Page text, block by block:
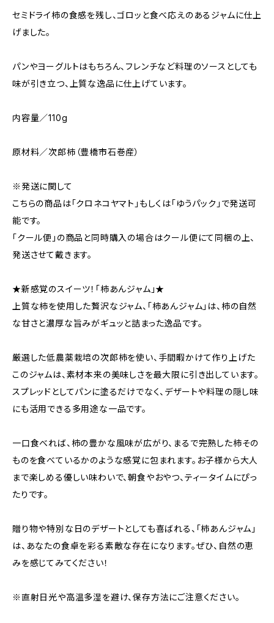
セミドライ柿の食感を残し、ゴロッと食べ応えのあるジャムに仕上
げました。
パンやヨーグルトはもちろん、フレンチなど料理のソースとしても
味が引き立つ、上質な逸品に仕上げています。
内容量／110g
原材料／次郎柿（豊橋市石巻産）
※発送に関して
こちらの商品は「クロネコヤマト」もしくは「ゆうパック」で発送可
能です。
「クール便」の商品と同時購入の場合はクール便にて同梱の上、
発送させて戴きます。
★新感覚のスイーツ！「柿あんジャム」★
上質な柿を使用した贅沢なジャム、「柿あんジャム」は、柿の自然
な甘さと濃厚な旨みがギュッと詰まった逸品です。
厳選した低農薬栽培の次郎柿を使い、手間暇かけて作り上げた
このジャムは、素材本来の美味しさを最大限に引き出しています。
スプレッドとしてパンに塗るだけでなく、デザートや料理の隠し味
にも活用できる多用途な一品です。
一口食べれば、柿の豊かな風味が広がり、まるで完熟した柿その
ものを食べているかのような感覚に包まれます。お子様から大人
まで楽しめる優しい味わいで、朝食やおやつ、ティータイムにぴっ
たりです。
贈り物や特別な日のデザートとしても喜ばれる、「柿あんジャム」
は、あなたの食卓を彩る素敵な存在になります。ぜひ、自然の恵
みを感じてみてください！
※直射日光や高温多湿を避け、保存方法にご注意ください。